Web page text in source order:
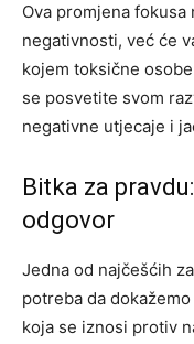
Ova promjena
negativnosti, već će
kojem toksične
se posvetite svom
negativne utjecaje i
Bitka za
odgovor
Jedna od najčešćih
potreba da
koja se iznosi protiv